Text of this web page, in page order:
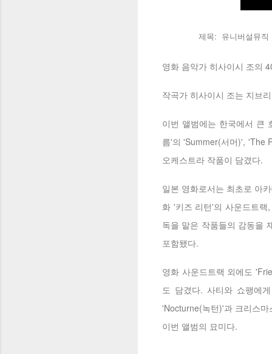
제목: 유니버설뮤직
영화 음악가 히사이시 조의
작곡가 히사이시 조는 지브
이번 앨범에는 한국에서 큰
름'의 'Summer(서머)', 'The
오케스트라 작품이 담겼다.
일본 영화로서는 최초로 아
화 '키즈 리턴'의 사운드트
독을 맡은 작품들의 감동을
포함됐다.
영화 사운드트랙 외에도
도 담겼다. 사티와 쇼팽에
'Nocturne(녹턴)'과 크리스
이번 앨범의 묘미다.